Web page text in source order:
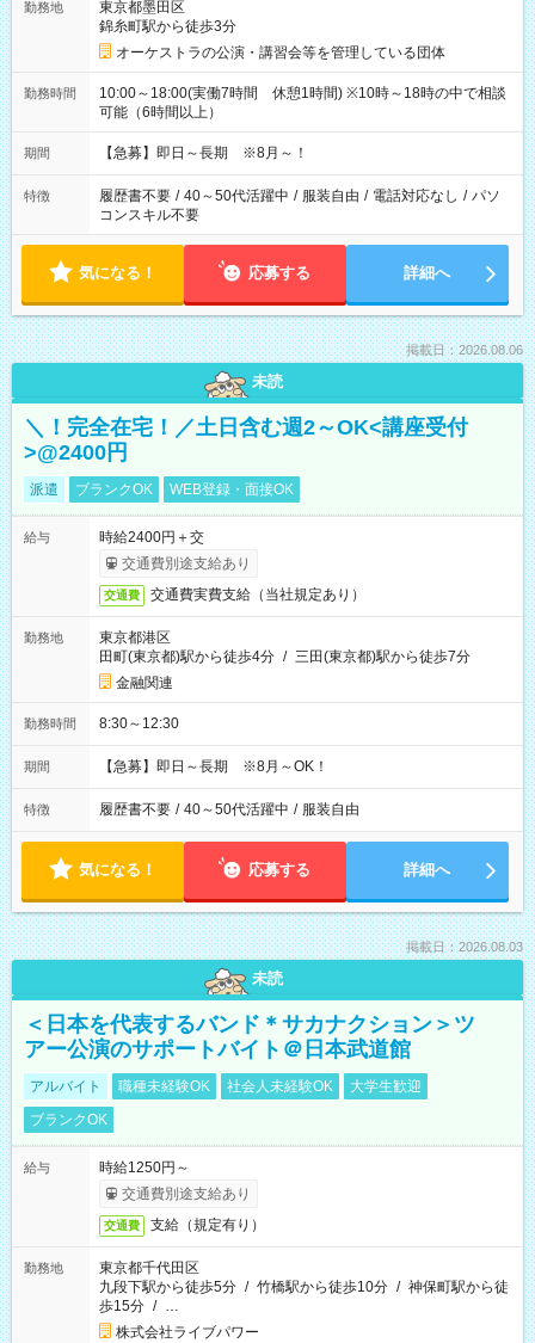
勤務地
東京都墨田区
錦糸町駅から徒歩3分
オーケストラの公演・講習会等を管理している団体
勤務時間
10:00～18:00(実働7時間 休憩1時間) ※10時～18時の中で相談
可能（6時間以上）
期間 【急募】即日～長期 ※8月～！
特徴 履歴書不要 / 40～50代活躍中 / 服装自由 / 電話対応なし / パソ
コンスキル不要
気になる！ 応募する 詳細へ
掲載日：2026.08.06
未読
＼！完全在宅！／土日含む週2～OK<講座受付
>@2400円
派遣 ブランクOK WEB登録・面接OK
給与
時給2400円＋交
交通費別途支給あり
交通費 交通費実費支給（当社規定あり）
勤務地
東京都港区
田町(東京都)駅から徒歩4分 / 三田(東京都)駅から徒歩7分
金融関連
勤務時間 8:30～12:30
期間 【急募】即日～長期 ※8月～OK！
特徴 履歴書不要 / 40～50代活躍中 / 服装自由
気になる！ 応募する 詳細へ
掲載日：2026.08.03
未読
＜日本を代表するバンド＊サカナクション＞ツ
アー公演のサポートバイト＠日本武道館
アルバイト 職種未経験OK 社会人未経験OK
大学生歓迎
ブランクOK
給与
時給1250円～
交通費別途支給あり
交通費 支給（規定有り）
勤務地
東京都千代田区
九段下駅から徒歩5分 / 竹橋駅から徒歩10分 / 神保町駅から徒
歩15分 / …
株式会社ライブパワー